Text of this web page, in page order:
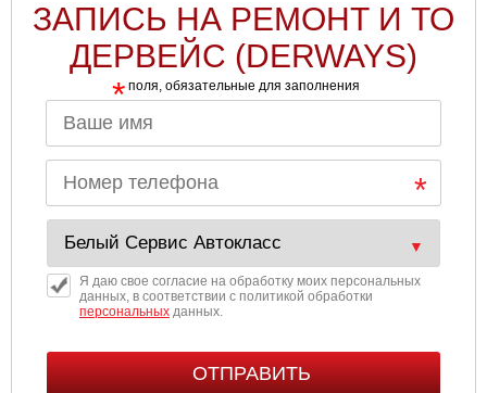
ЗАПИСЬ НА РЕМОНТ И ТО
ДЕРВЕЙС (DERWAYS)
* поля, обязательные для заполнения
Я даю свое согласие на обработку моих персональных
данных, в соответствии с политикой обработки
персональныхданных.